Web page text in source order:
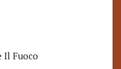
Il Fuoco